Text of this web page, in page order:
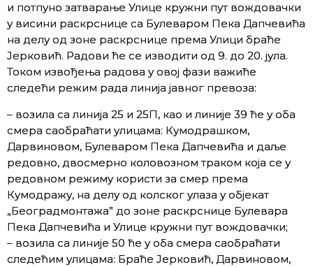
и потпуно затварање Улице кружни пут вождовачки
у висини раскрснице са Булеваром Пека Дапчевића
на делу од зоне раскрснице према Улици браће
Јерковић. Радови ће се изводити од 9. до 20. јула.
Током извођења радова у овој фази важиће
следећи режим рада линија јавног превоза:
– возила са линија 25 и 25П, као и линије 39 ће у оба
смера саобраћати улицама: Кумодрашком,
Дарвиновом, Булеваром Пека Дапчевића и даље
редовно, двосмерно коловозном траком која се у
редовном режиму користи за смер према
Кумодражу, на делу од колског улаза у објекат
„Београдмонтажа” до зоне раскрснице Булевара
Пека Дапчевића и Улице кружни пут вождовачки;
– возила са линије 50 ће у оба смера саобраћати
следећим улицама: Браће Јерковић, Дарвиновом,